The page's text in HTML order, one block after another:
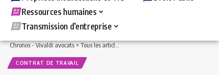
Ressources humaines
Transmission d’entreprise
Chronos - Vivaldi avocats>Tous les articles >Ressources humaines>Contrat de
CONTRAT DE TRAVAIL